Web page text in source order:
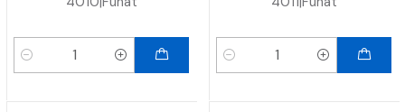
Cantidad Cantidad